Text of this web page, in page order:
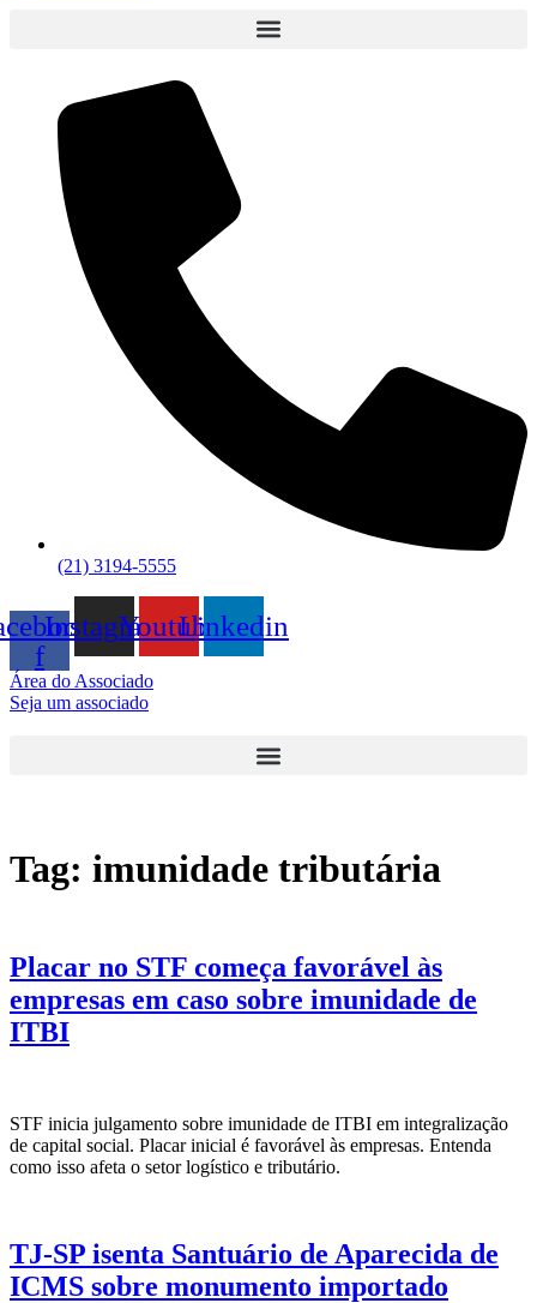
(21) 3194-5555
f
InstagramYoutubeLinkedin
Área do Associado
Seja um associado
Tag: imunidade tributária
Placar no STF começa favorável às
empresas em caso sobre imunidade de
ITBI
STF inicia julgamento sobre imunidade de ITBI em integralização
de capital social. Placar inicial é favorável às empresas. Entenda
como isso afeta o setor logístico e tributário.
TJ-SP isenta Santuário de Aparecida de
ICMS sobre monumento importado